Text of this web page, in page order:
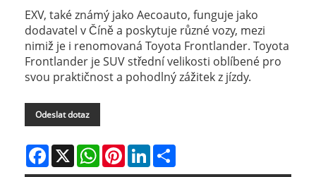
EXV, také známý jako Aecoauto, funguje jako
dodavatel v Číně a poskytuje různé vozy, mezi
nimiž je i renomovaná Toyota Frontlander. Toyota
Frontlander je SUV střední velikosti oblíbené pro
svou praktičnost a pohodlný zážitek z jízdy.
Odeslat dotaz
Facebook
X WhatsAppPinterestLinkedIn